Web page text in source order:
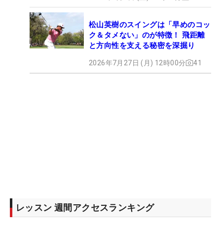
松山英樹のスイングは「早めのコッ
ク＆タメない」のが特徴！ 飛距離
と方向性を支える秘密を深掘り
2026年7月27日 (月) 12時00分 41
レッスン 週間アクセスランキング